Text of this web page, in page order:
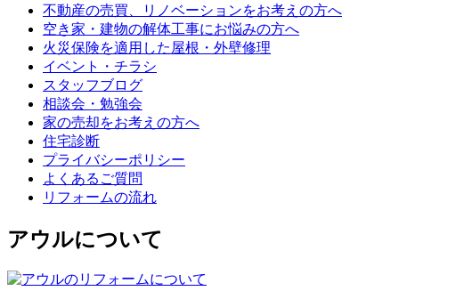
不動産の売買、リノベーションをお考えの方へ
空き家・建物の解体工事にお悩みの方へ
火災保険を適用した屋根・外壁修理
イベント・チラシ
スタッフブログ
相談会・勉強会
家の売却をお考えの方へ
住宅診断
プライバシーポリシー
よくあるご質問
リフォームの流れ
アウルについて